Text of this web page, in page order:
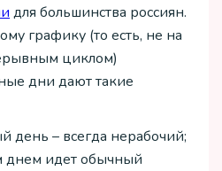
для большинства россиян.
графику (то есть, не на
циклом)
дни дают такие
день – всегда нерабочий;
днем идет обычный